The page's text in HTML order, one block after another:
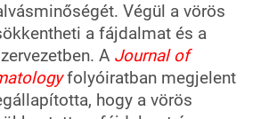
Végül a vörös
a fájdalmat és a
A Journal of
folyóiratban megjelent
hogy a vörös